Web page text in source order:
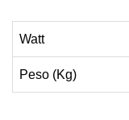
Watt
Peso (Kg)